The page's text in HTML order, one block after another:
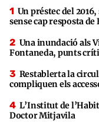
Un préstec del
sense cap resposta de
Una inundació als
Fontaneda, punts
Restablerta la
compliquen els
L’Institut de
Doctor Mitjavila